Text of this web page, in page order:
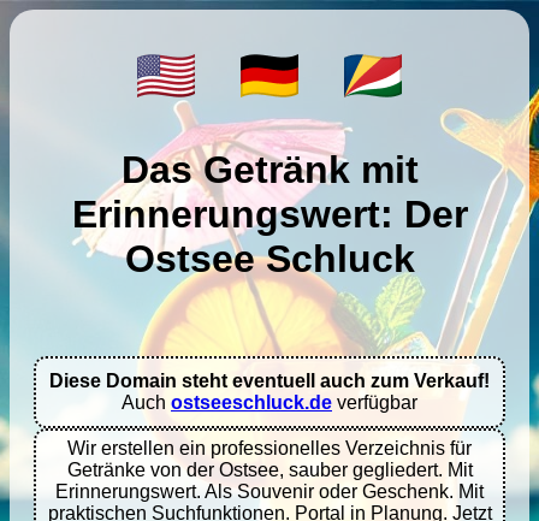
Das Getränk mit
Erinnerungswert: Der
Ostsee Schluck
Diese Domain steht eventuell auch zum Verkauf!
Auch ostseeschluck.de verfügbar
Wir erstellen ein professionelles Verzeichnis für
Getränke von der Ostsee, sauber gegliedert. Mit
Erinnerungswert. Als Souvenir oder Geschenk. Mit
praktischen Suchfunktionen. Portal in Planung. Jetzt